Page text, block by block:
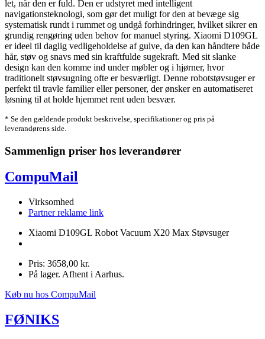
let, når den er fuld. Den er udstyret med intelligent
navigationsteknologi, som gør det muligt for den at bevæge sig
systematisk rundt i rummet og undgå forhindringer, hvilket sikrer en
grundig rengøring uden behov for manuel styring. Xiaomi D109GL
er ideel til daglig vedligeholdelse af gulve, da den kan håndtere både
hår, støv og snavs med sin kraftfulde sugekraft. Med sit slanke
design kan den komme ind under møbler og i hjørner, hvor
traditionelt støvsugning ofte er besværligt. Denne robotstøvsuger er
perfekt til travle familier eller personer, der ønsker en automatiseret
løsning til at holde hjemmet rent uden besvær.
* Se den gældende produkt beskrivelse, specifikationer og pris på
leverandørens side.
Sammenlign priser hos leverandører
CompuMail
Virksomhed
Partner reklame link
Xiaomi D109GL Robot Vacuum X20 Max Støvsuger
Pris: 3658,00 kr.
På lager. Afhent i Aarhus.
Køb nu hos CompuMail
FØNIKS